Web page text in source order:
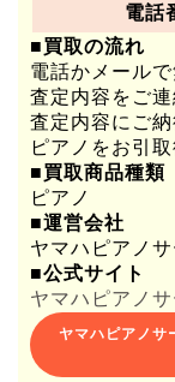
電話
■買取の流れ
電話かメール
査定内容をご連
査定内容にご
ピアノをお引
■買取商品種類
ピアノ
■運営会社
ヤマハピアノ
■公式サイト
ヤマハピアノ
ヤマハピアノサ